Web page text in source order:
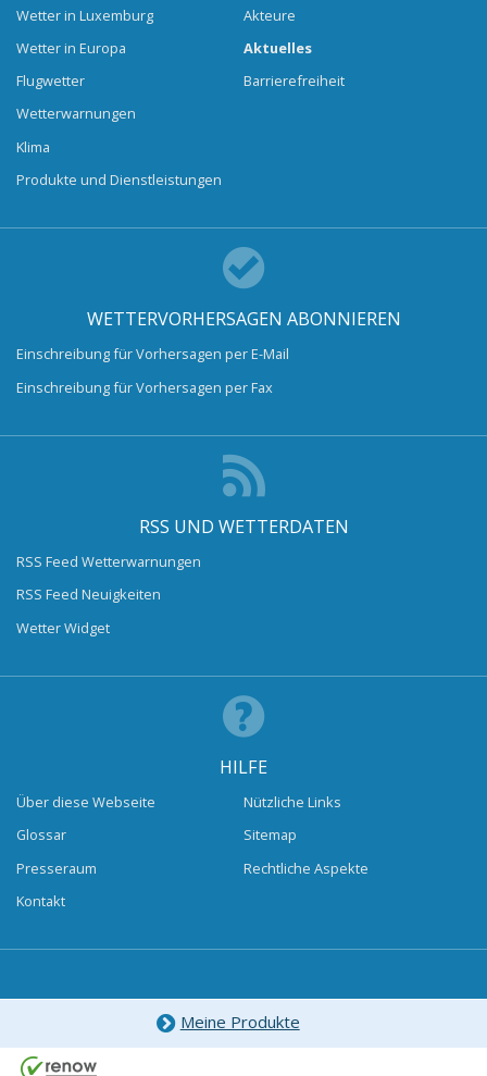
Wetter in Luxemburg
Wetter in Europa
Flugwetter
Wetterwarnungen
Klima
Produkte und Dienstleistungen
Akteure
Aktuelles
Barrierefreiheit
WETTERVORHERSAGEN ABONNIEREN
Einschreibung für Vorhersagen per E-Mail
Einschreibung für Vorhersagen per Fax
RSS UND WETTERDATEN
RSS Feed Wetterwarnungen
RSS Feed Neuigkeiten
Wetter Widget
HILFE
Über diese Webseite
Glossar
Presseraum
Kontakt
Nützliche Links
Sitemap
Rechtliche Aspekte
Meine Produkte